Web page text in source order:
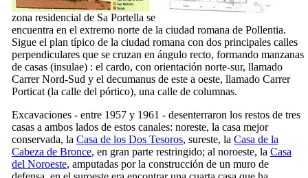
zona residencial de Sa Portella se
encuentra en el extremo norte de la ciudad romana de Pollentia.
Sigue el plan típico de la ciudad romana con dos principales calles
perpendiculares que se cruzan en ángulo recto, formando manzanas
de casas (insulae) : el cardo, con orientación norte-sur, llamado
Carrer Nord-Sud y el decumanus de este a oeste, llamado Carrer
Porticat (la calle del pórtico), una calle de columnas.
Excavaciones - entre 1957 y 1961 - desenterraron los restos de tres
casas a ambos lados de estos canales: noreste, la casa mejor
conservada, la Casa de los Dos Tesoros, sureste, la Casa de la
Cabeza de Bronce, en gran parte restringido; al noroeste, la Casa
del Noroeste, amputadas por la construcción de un muro de